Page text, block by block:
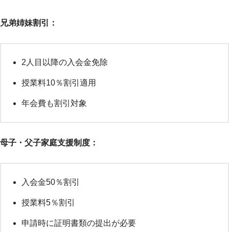
兄弟姉妹割引：
2人目以降の入会金免除
授業料10％割引適用
年会費も割引対象
母子・父子家庭支援制度：
入会金50％割引
授業料5％割引
申請時に証明書類の提出が必要